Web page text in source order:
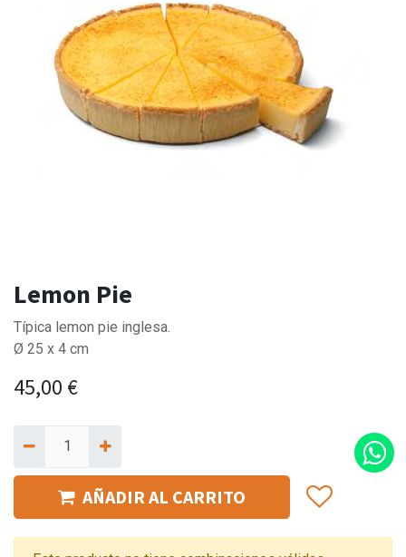
Lemon Pie
Típica lemon pie inglesa.
Ø 25 x 4 cm
45,00 €
AÑADIR AL CARRITO